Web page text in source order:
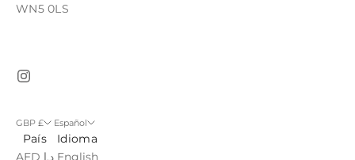
WN5 0LS
GBP £
País
AED د.إ
Español
Idioma
English